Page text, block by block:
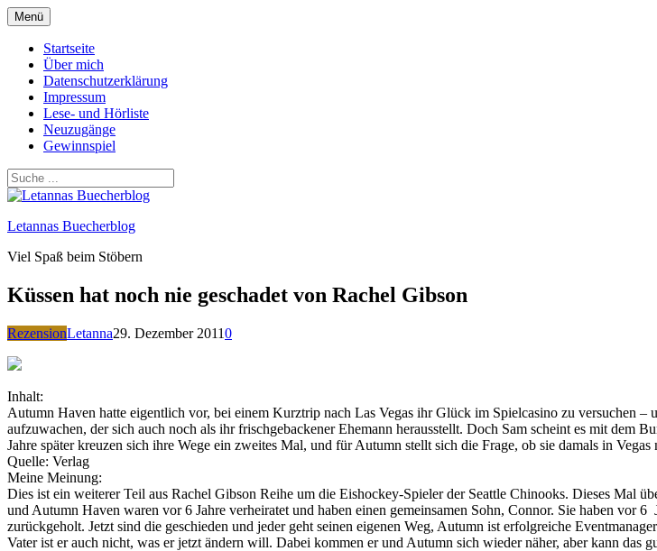
Zum
Inhalt
springen
Menü
Startseite
Über mich
Datenschutzerklärung
Impressum
Lese- und Hörliste
Neuzugänge
Gewinnspiel
Letannas Buecherblog
Viel Spaß beim Stöbern
Küssen hat noch nie geschadet von Rachel Gibson
RezensionLetanna29. Dezember 20110
Inhalt:
Autumn Haven hatte eigentlich vor, bei einem Kurztrip nach Las Vegas ihr Glück im Spielcasino zu versuchen
aufzuwachen, der sich auch noch als ihr frischgebackener Ehemann herausstellt. Doch Sam scheint es mit dem
Jahre später kreuzen sich ihre Wege ein zweites Mal, und für Autumn stellt sich die Frage, ob sie damals in
Quelle: Verlag
Meine Meinung:
Dies ist ein weiterer Teil aus Rachel Gibson Reihe um die Eishockey-Spieler der Seattle Chinooks. Dieses Mal
und Autumn Haven waren vor 6 Jahre verheiratet und haben einen gemeinsamen Sohn, Connor. Sie haben vor
zurückgeholt. Jetzt sind die geschieden und jeder geht seinen eigenen Weg, Autumn ist erfolgreiche
Vater ist er auch nicht, was er jetzt ändern will. Dabei kommen er und Autumn sich wieder näher, aber kann das